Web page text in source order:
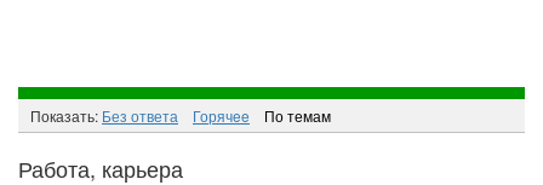
Показать: Без ответа Горячee По темам
Работа, карьера